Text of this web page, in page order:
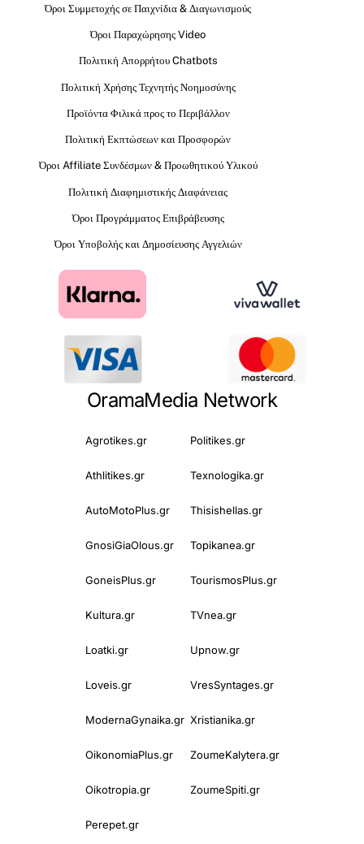
Όροι Συμμετοχής σε Παιχνίδια & Διαγωνισμούς
Όροι Παραχώρησης Video
Πολιτική Απορρήτου Chatbots
Πολιτική Χρήσης Τεχνητής Νοημοσύνης
Προϊόντα Φιλικά προς το Περιβάλλον
Πολιτική Εκπτώσεων και Προσφορών
Όροι Affiliate Συνδέσμων & Προωθητικού Υλικού
Πολιτική Διαφημιστικής Διαφάνειας
Όροι Προγράμματος Επιβράβευσης
Όροι Υποβολής και Δημοσίευσης Αγγελιών
OramaMedia Network
Agrotikes.gr Politikes.gr
Athlitikes.gr Texnologika.gr
AutoMotoPlus.gr Thisishellas.gr
GnosiGiaOlous.gr Topikanea.gr
GoneisPlus.gr TourismosPlus.gr
Kultura.gr TVnea.gr
Loatki.gr Upnow.gr
Loveis.gr VresSyntages.gr
ModernaGynaika.gr Xristianika.gr
OikonomiaPlus.gr ZoumeKalytera.gr
Oikotropia.gr ZoumeSpiti.gr
Perepet.gr